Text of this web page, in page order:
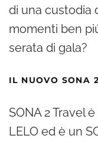
di una custodia
momenti ben
serata di gala?
IL NUOVO SONA
SONA 2 Travel
LELO ed è un